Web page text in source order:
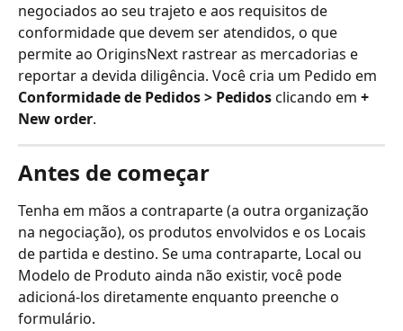
negociados ao seu trajeto e aos requisitos de
conformidade que devem ser atendidos, o que
permite ao OriginsNext rastrear as mercadorias e
reportar a devida diligência. Você cria um Pedido em
Conformidade de Pedidos > Pedidos clicando em +
New order.
Antes de começar
Tenha em mãos a contraparte (a outra organização
na negociação), os produtos envolvidos e os Locais
de partida e destino. Se uma contraparte, Local ou
Modelo de Produto ainda não existir, você pode
adicioná-los diretamente enquanto preenche o
formulário.